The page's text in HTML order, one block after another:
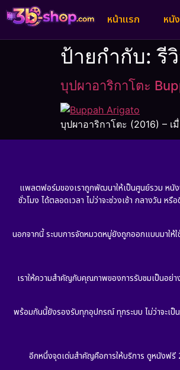
หน้าแรก หนั
ป้ายกำกับ:รี
บุปผาอาริกาโตะ
บุปผาอาริกาโตะ (2016) –
แพลตฟอร์มของเราถูกพัฒนาให้เป็นศูนย์รวม หนั
ชั่วโมง ได้ตลอดเวลา ไม่ว่าจะช่วงเช้า กลางวัน
นอกจากนี้ ระบบการจัดหมวดหมู่ยังถูกออกแบบมาใ
เราให้ความสำคัญกับคุณภาพของการรับชมเป็นอ
พร้อมกันนี้ยังรองรับทุกอุปกรณ์ ทุกระบบ ไม่ว่าจะเป็
อีกหนึ่งจุดเด่นสำคัญคือการให้บริการ ดูหนังฟรี